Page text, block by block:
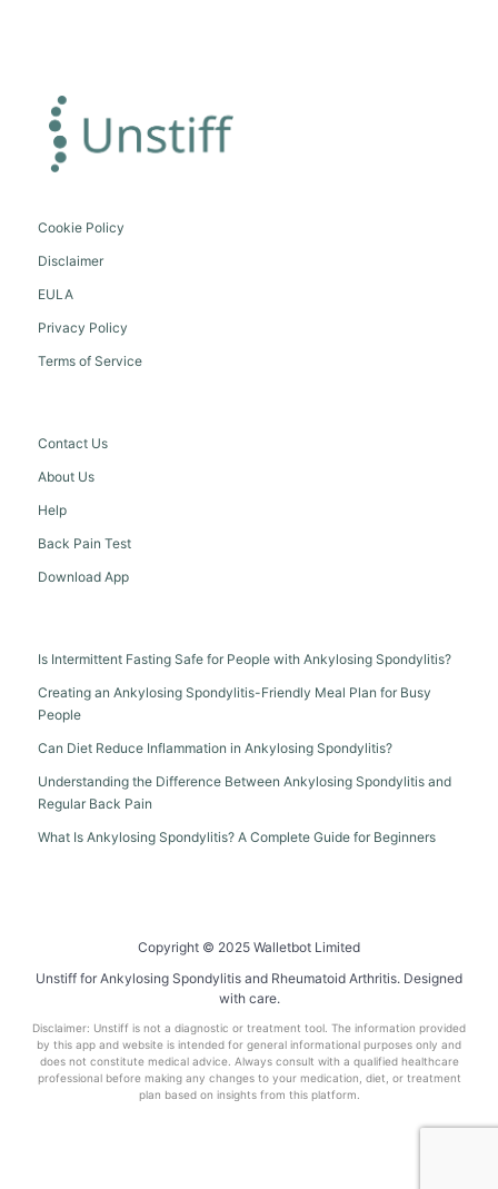
Cookie Policy
Disclaimer
EULA
Privacy Policy
Terms of Service
Contact Us
About Us
Help
Back Pain Test
Download App
Is Intermittent Fasting Safe for People with Ankylosing Spondylitis?
Creating an Ankylosing Spondylitis-Friendly Meal Plan for Busy
People
Can Diet Reduce Inflammation in Ankylosing Spondylitis?
Understanding the Difference Between Ankylosing Spondylitis and
Regular Back Pain
What Is Ankylosing Spondylitis? A Complete Guide for Beginners
Copyright © 2025 Walletbot Limited
Unstiff for Ankylosing Spondylitis and Rheumatoid Arthritis. Designed
with care.
Disclaimer: Unstiff is not a diagnostic or treatment tool. The information provided
by this app and website is intended for general informational purposes only and
does not constitute medical advice. Always consult with a qualified healthcare
professional before making any changes to your medication, diet, or treatment
plan based on insights from this platform.